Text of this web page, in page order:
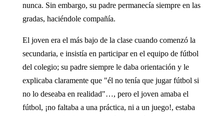
nunca. Sin embargo, su padre permanecía siempre en las
gradas, haciéndole compañía.
El joven era el más bajo de la clase cuando comenzó la
secundaria, e insistía en participar en el equipo de fútbol
del colegio; su padre siempre le daba orientación y le
explicaba claramente que "él no tenía que jugar fútbol si
no lo deseaba en realidad"…, pero el joven amaba el
fútbol, ¡no faltaba a una práctica, ni a un juego!, estaba